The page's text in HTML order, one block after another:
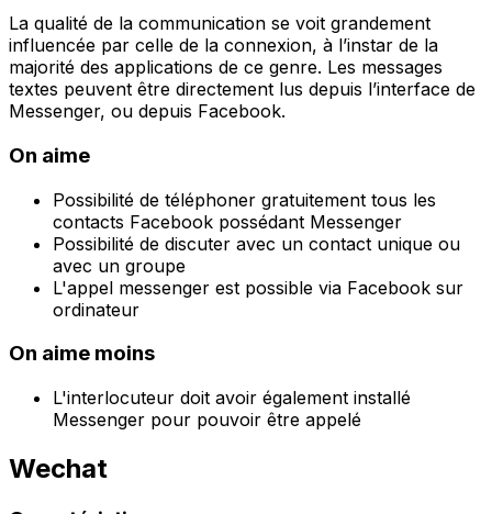
La qualité de la communication se voit grandement
influencée par celle de la connexion, à l’instar de la
majorité des applications de ce genre. Les messages
textes peuvent être directement lus depuis l’interface de
Messenger, ou depuis Facebook.
On aime
Possibilité de téléphoner gratuitement tous les
contacts Facebook possédant Messenger
Possibilité de discuter avec un contact unique ou
avec un groupe
L'appel messenger est possible via Facebook sur
ordinateur
On aime moins
L'interlocuteur doit avoir également installé
Messenger pour pouvoir être appelé
Wechat